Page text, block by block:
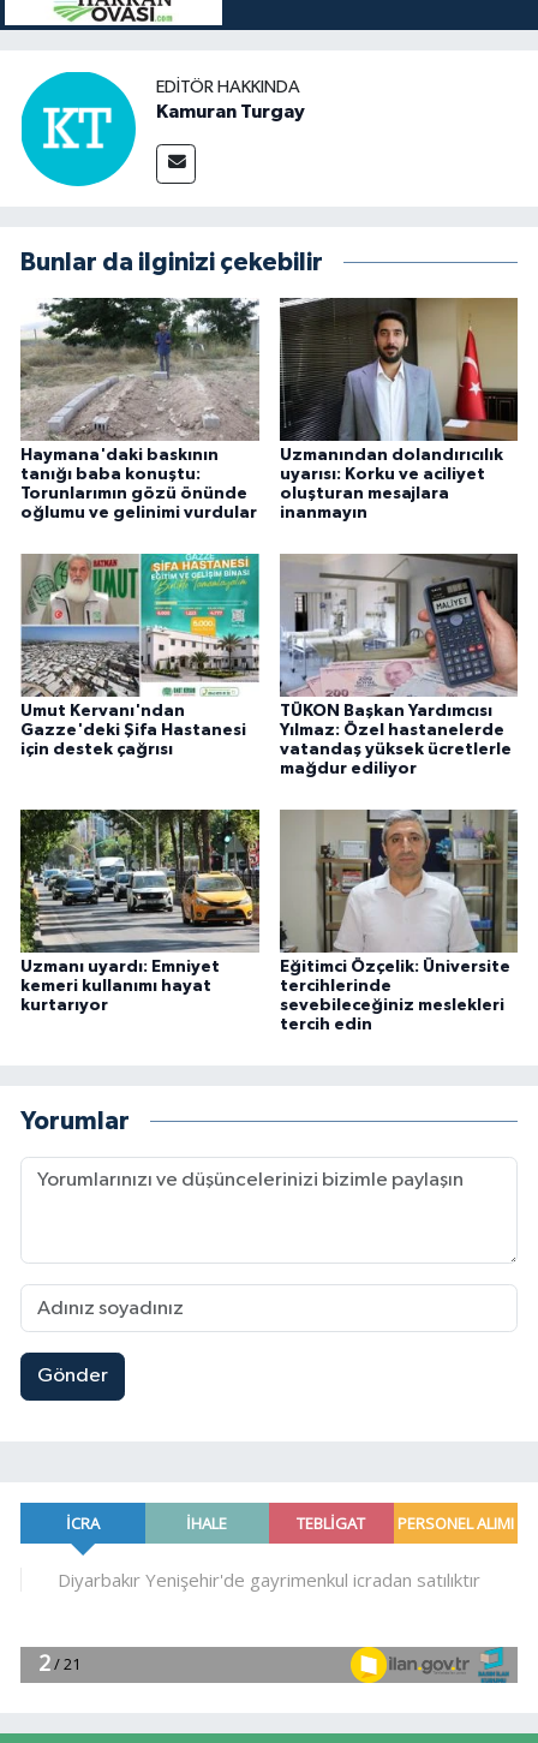
EDITÖR HAKKINDA
Kamuran Turgay
Bunlar da ilginizi çekebilir
Haymana'daki baskının
tanığı baba konuştu:
Torunlarımın gözü önünde
oğlumu ve gelinimi vurdular
Uzmanından dolandırıcılık
uyarısı: Korku ve aciliyet
oluşturan mesajlara
inanmayın
Umut Kervanı'ndan
Gazze'deki Şifa Hastanesi
için destek çağrısı
TÜKON Başkan Yardımcısı
Yılmaz: Özel hastanelerde
vatandaş yüksek ücretlerle
mağdur ediliyor
Uzmanı uyardı: Emniyet
kemeri kullanımı hayat
kurtarıyor
Eğitimci Özçelik: Üniversite
tercihlerinde
sevebileceğiniz meslekleri
tercih edin
Yorumlar
Gönder